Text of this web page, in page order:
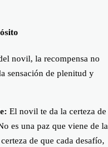
novil, la recompensa no
sensación de plenitud y
El novil te da la certeza de
es una paz que viene de la
de que cada desafío,